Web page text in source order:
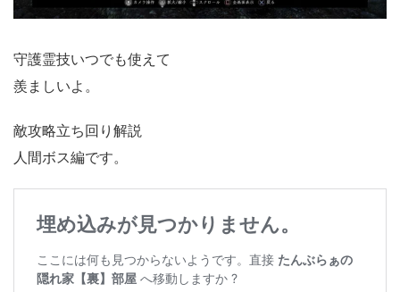
守護霊技いつでも使えて
羨ましいよ。
敵攻略立ち回り解説
人間ボス編です。